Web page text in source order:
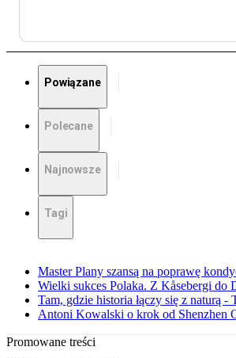
Powiązane
Polecane
Najnowsze
Tagi
Master Plany szansą na poprawę
Wielki sukces Polaka. Z Kåsebergi do
Tam, gdzie historia łączy się z naturą
Antoni Kowalski o krok od Shenzhen
Promowane treści